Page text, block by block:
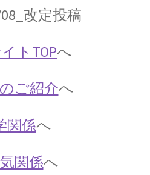
黎明期に光学を研究】
：Universität Graz
大関連の物理学者
_改定投稿
トTOPへ
ご紹介へ
関係へ
関係へ